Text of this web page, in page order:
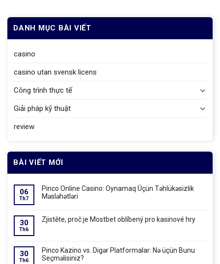
DANH MỤC BÀI VIẾT
casino
casino utan svensk licens
Công trình thực tế
Giải pháp kỹ thuật
review
BÀI VIẾT MỚI
06
Th7
Pinco Online Casino: Oynamaq Üçün Təhlükəsizlik
Məsləhətləri
30
Th6
Zjistěte, proč je Mostbet oblíbený pro kasinové hry
30
Th6
Pinco Kazino vs. Digər Platformalar: Nə üçün Bunu
Seçməlisiniz?